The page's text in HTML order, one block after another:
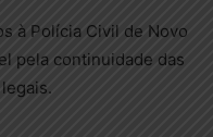
à Polícia Civil de Novo
pela continuidade das